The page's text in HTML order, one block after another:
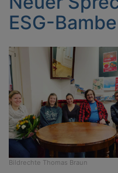
ESG-
Bildrechte Thomas Braun